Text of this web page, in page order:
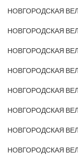
НОВГОРОДСКАЯ
НОВГОРОДСКАЯ
НОВГОРОДСКАЯ
НОВГОРОДСКАЯ
НОВГОРОДСКАЯ
НОВГОРОДСКАЯ
НОВГОРОДСКАЯ
НОВГОРОДСКАЯ